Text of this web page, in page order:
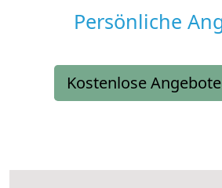
Persönliche
Kostenlose